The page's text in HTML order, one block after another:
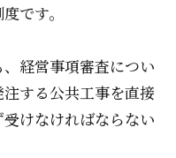
です。
経営事項審査につい
する公共工事を直接
けなければならない